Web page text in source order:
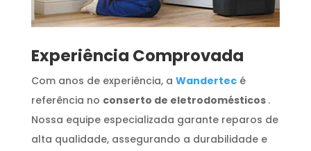
​Experiência Comprovada
Com anos de experiência, a Wandertecé
referência no conserto de eletrodomésticos .
Nossa equipe especializada garante reparos de
alta qualidade, assegurando a durabilidade e